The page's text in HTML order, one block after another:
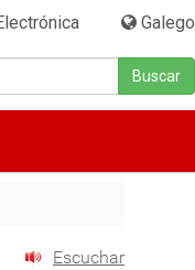
Galego
Buscar
Escuchar